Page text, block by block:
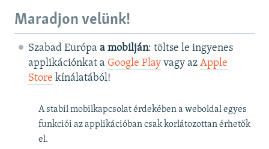
Maradjon velünk!
Szabad Európa a mobilján: töltse le ingyenes
applikációnkat a Google Playvagy az Apple
Store kínálatából!
A stabil mobilkapcsolat érdekében a weboldal egyes
funkciói az applikációban csak korlátozottan érhetők
el.